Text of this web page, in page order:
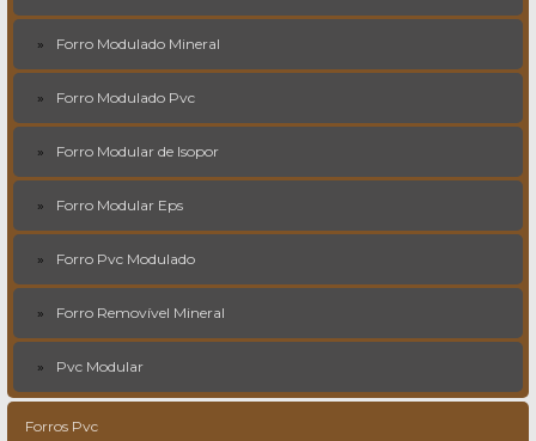
Forro Modulado Mineral
Forro Modulado Pvc
Forro Modular de Isopor
Forro Modular Eps
Forro Pvc Modulado
Forro Removível Mineral
Pvc Modular
Forros Pvc